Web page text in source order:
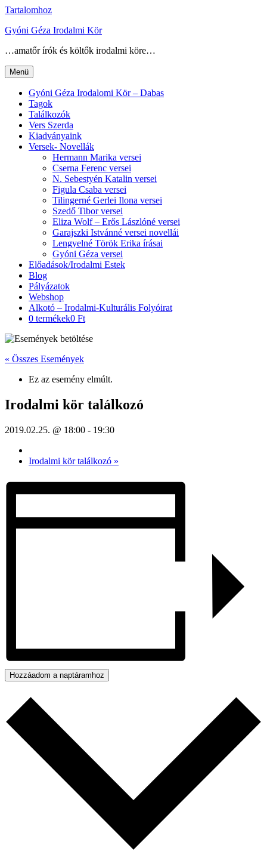
Tartalomhoz
Gyóni Géza Irodalmi Kör
…amatőr írók és költők irodalmi köre…
Menü
Gyóni Géza Irodalomi Kör – Dabas
Tagok
Találkozók
Vers Szerda
Kiadványaink
Versek- Novellák
Hermann Marika versei
Cserna Ferenc versei
N. Sebestyén Katalin versei
Figula Csaba versei
Tilingerné Gerlei Ilona versei
Szedő Tibor versei
Eliza Wolf – Erős Lászlóné versei
Garajszki Istvánné versei novellái
Lengyelné Török Erika írásai
Gyóni Géza versei
Előadások/Irodalmi Estek
Blog
Pályázatok
Webshop
Alkotó – Irodalmi-Kulturális Folyóirat
0 termékek0 Ft
« Összes Események
Ez az esemény elmúlt.
Irodalmi kör találkozó
2019.02.25. @ 18:00 - 19:30
Irodalmi kör találkozó »
Hozzáadom a naptáramhoz